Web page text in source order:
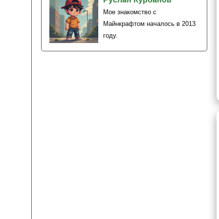
Мое знакомство с
Майнкрафтом началось в 2013
году.